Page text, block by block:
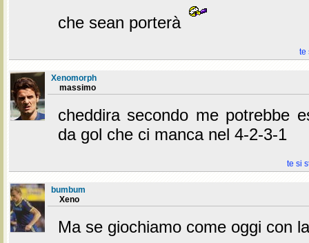
che sean porterà
te
Xenomorph
massimo
cheddira secondo me potrebbe
da gol che ci manca nel 4-2-3-1
te si
bumbum
Xeno
Ma se giochiamo come oggi con